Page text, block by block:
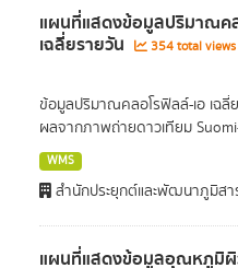
แผนที่แสดงข้อมูลปริมาณคล
เฉลี่ยรายวัน 354 total views
ข้อมูลปริมาณคลอโรฟิลล์-เอ เฉลี่ย
ผลจากภาพถ่ายดาวเทียม
WMS
สำนักประยุกต์และพัฒนาภูมิสา
แผนที่แสดงข้อมูลอุณหภูมิผิว